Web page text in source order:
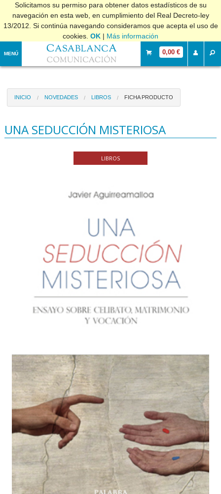
Solicitamos su permiso para obtener datos estadísticos de su
navegación en esta web, en cumplimiento del Real Decreto-ley
13/2012. Si continúa navegando consideramos que acepta el uso de
cookies. OK | Más información
MENÚ 0,00 €
INICIO NOVEDADES LIBROS FICHA PRODUCTO
UNA SEDUCCIÓN MISTERIOSA
LIBROS